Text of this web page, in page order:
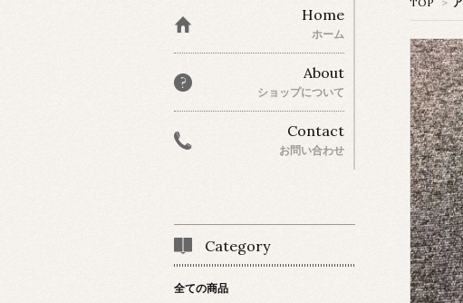
Home
ホーム
About
ショップについて
Contact
お問い合わせ
Category
全ての商品